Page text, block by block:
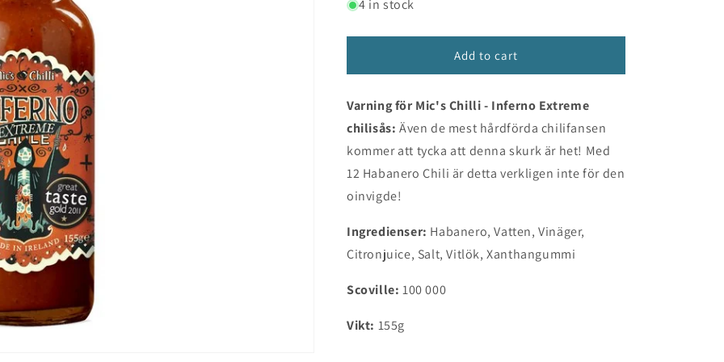
n
for
Chilli
Inferno
Chilli
Inferno
4 in stock
Add to cart
Varning för Mic's Chilli - Inferno Extreme
chilisås: Även de mest hårdförda chilifansen
kommer att tycka att denna skurk är het! Med
12 Habanero Chili är detta verkligen inte för den
oinvigde!
Ingredienser: Habanero, Vatten, Vinäger,
Citronjuice, Salt, Vitlök, Xanthangummi
Scoville: 100000
Vikt: 155g